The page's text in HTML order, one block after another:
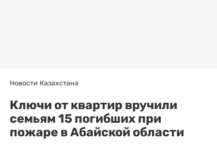
Новости Казахстана
Ключи от квартир вручили
семьям 15 погибших при
пожаре в Абайской области